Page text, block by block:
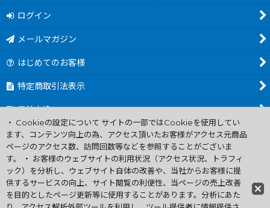
ログイン
メールマガジン
はじめてのお客様
特定商取引法表示
電池交換について
商品カテゴリ一覧
Worldwide Shipping Guide
ファミコン買取通販 中古 ディスクシステム 販売 ニンテンドウ64・
ゲーム買取 .電池交換
・ Cookieの設定について サイトの一部ではCookieを使用してい
ます、コンテンツ向上の為、アクセス頂いたお客様がアクセス元商品
ページのアクセス数、訪問回数等などを参照することがございま
す。 ・ お客様のウェブサイトの利用状況（アクセス状況、トラフィ
ック）を分析し、ウェブサイト自体の改善や、当社からお客様に提
供するサービスの向上、サイト閲覧の利便性、当ページの売上改善
を目的としたページ更新等に使用することがあります。分析にあた